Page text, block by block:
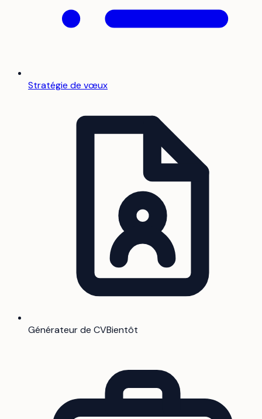
Stratégie de vœux
Générateur de CVBientôt